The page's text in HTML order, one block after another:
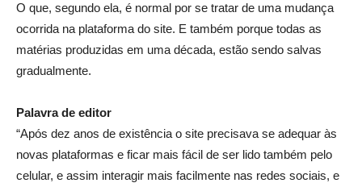
O que, segundo ela, é normal por se tratar de uma mudança
ocorrida na plataforma do site. E também porque todas as
matérias produzidas em uma década, estão sendo salvas
gradualmente.
Palavra de editor
“Após dez anos de existência o site precisava se adequar às
novas plataformas e ficar mais fácil de ser lido também pelo
celular, e assim interagir mais facilmente nas redes sociais, e